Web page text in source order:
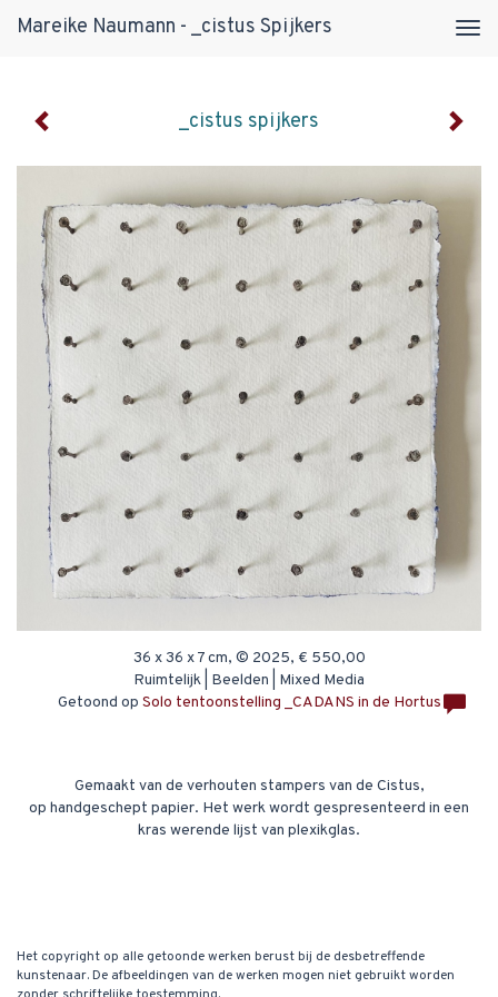
Mareike Naumann - _cistus Spijkers
_cistus spijkers
36 x 36 x 7 cm, © 2025, € 550,00
Ruimtelijk | Beelden | Mixed Media
Getoond op Solo tentoonstelling _CADANS in de Hortus
Gemaakt van de verhouten stampers van de Cistus,
op handgeschept papier. Het werk wordt gespresenteerd in een
kras werende lijst van plexikglas.
Het copyright op alle getoonde werken berust bij de desbetreffende
kunstenaar. De afbeeldingen van de werken mogen niet gebruikt worden